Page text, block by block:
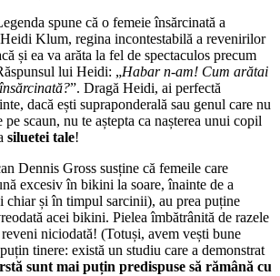
spune că o femeie însărcinată a
Klum, regina incontestabilă a revenirilor
și ea va arăta la fel de spectaculos precum
lui Heidi: „Habar n-am! Cum arătai
”. Dragă Heidi, ai perfectă
dacă ești supraponderală sau genul care nu
pe scaun, nu te aștepta ca nașterea unui copil
siluetei tale!
Dennis Gross susține că femeile care
excesiv în bikini la soare, înainte de a
chiar și în timpul sarcinii), au prea puține
acei bikini. Pielea îmbătrânită de razele
niciodată! (Totuși, avem vești bune
tinere: există un studiu care a demonstrat
sunt mai puțin predispuse să rămână cu